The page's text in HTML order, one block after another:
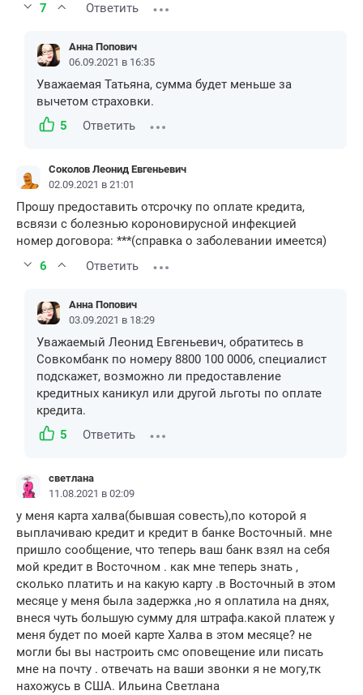
7
Ответить
Анна Попович
06.09.2021 в 16:35
Уважаемая Татьяна, сумма будет меньше за
вычетом страховки.
5
Ответить
Соколов Леонид Евгеньевич
02.09.2021 в 21:01
Прошу предоставить отсрочку по оплате кредита,
всвязи с болезнью короновирусной инфекцией
номер договора: ***(справка о заболевании имеется)
6
Ответить
Анна Попович
03.09.2021 в 18:29
Уважаемый Леонид Евгеньевич, обратитесь в
Совкомбанк по номеру 8800 100 0006, специалист
подскажет, возможно ли предоставление
кредитных каникул или другой льготы по оплате
кредита.
5
Ответить
светлана
11.08.2021 в 02:09
у меня карта халва(бывшая совесть),по которой я
выплачиваю кредит и кредит в банке Восточный. мне
пришло сообщение, что теперь ваш банк взял на себя
мой кредит в Восточном . как мне теперь знать ,
сколько платить и на какую карту .в Восточный в этом
месяце у меня была задержка ,но я оплатила на днях,
внеся чуть большую сумму для штрафа.какой платеж у
меня будет по моей карте Халва в этом месяце? не
могли бы вы настроить смс оповещение или писать
мне на почту . отвечать на ваши звонки я не могу,тк
нахожусь в США. Ильина Светлана